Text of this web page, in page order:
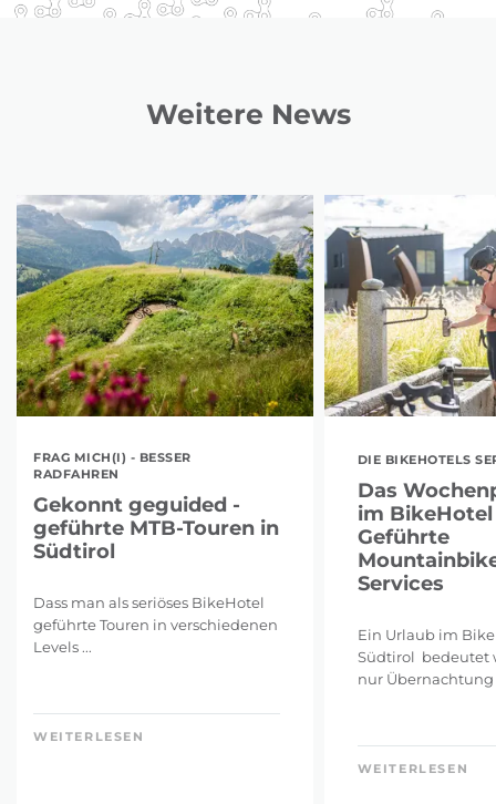
Weitere News
FRAG MICH(I) - BESSER
RADFAHREN
Gekonnt geguided -
geführte MTB-Touren in
Südtirol
Dass man als seriöses BikeHotel
geführte Touren in verschiedenen
Levels ...
WEITERLESEN
DIE BIKEHOTELS
Das
im
Geführte
Services
Ein Urlaub im
Südtirol bedeutet
nur Übernachtung
WEITERLESEN